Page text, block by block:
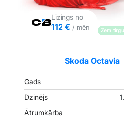
Līzings no
112 € / mēn Zem
Skoda Octavia
Gads
Dzinējs
Ātrumkārba